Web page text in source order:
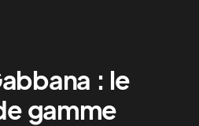
: le
gamme